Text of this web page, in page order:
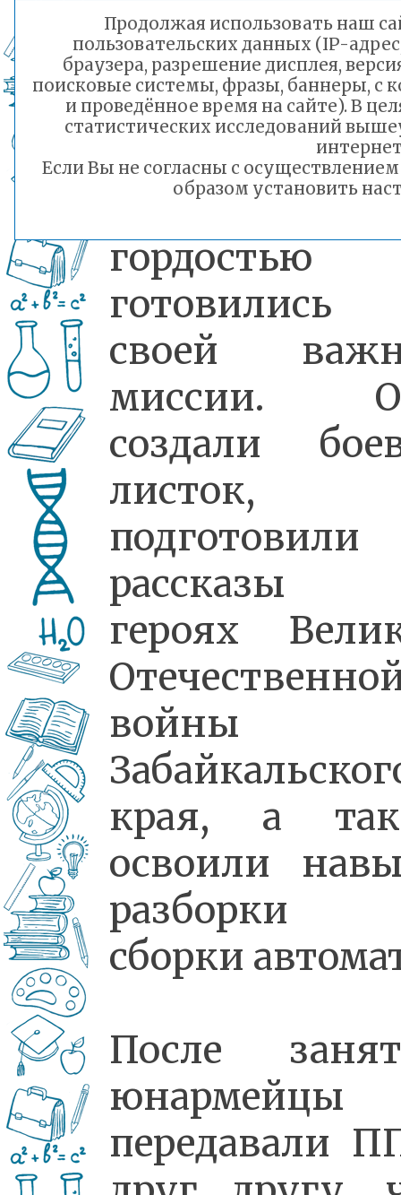
Первый
вахты
построения,
гордостью
своей
миссии.
создали
листок,
подготовили
героях
войны
края, а
освоили
сборки
После
юнармейцы
передавали
Продолжая использовать наш
пользовательских данных (IP-
браузера, разрешение дисплея,
поисковые системы, фразы, баннеры, с
и проведённое время на сайте). В
статистических исследований
Если Вы не согласны с
образом установить